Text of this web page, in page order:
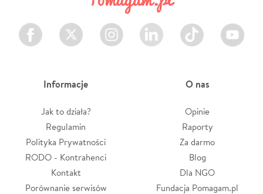
Facebook Twitter Instagram LinkedIn TikTok Youtube
Informacje
Jak to działa?
Regulamin
Polityka Prywatności
RODO - Kontrahenci
Kontakt
Porównanie serwisów
O nas
Opinie
Raporty
Za darmo
Blog
Dla NGO
Fundacja Pomagam.pl